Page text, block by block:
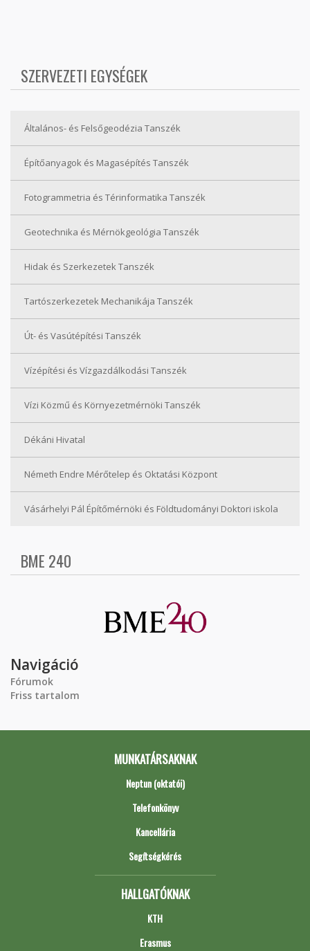
SZERVEZETI EGYSÉGEK
Általános- és Felsőgeodézia Tanszék
Építőanyagok és Magasépítés Tanszék
Fotogrammetria és Térinformatika Tanszék
Geotechnika és Mérnökgeológia Tanszék
Hidak és Szerkezetek Tanszék
Tartószerkezetek Mechanikája Tanszék
Út- és Vasútépítési Tanszék
Vízépítési és Vízgazdálkodási Tanszék
Vízi Közmű és Környezetmérnöki Tanszék
Dékáni Hivatal
Németh Endre Mérőtelep és Oktatási Központ
Vásárhelyi Pál Építőmérnöki és Földtudományi Doktori iskola
BME 240
Navigáció
Fórumok
Friss tartalom
MUNKATÁRSAKNAK
Neptun (oktatói)
Telefonkönyv
Kancellária
Segítségkérés
HALLGATÓKNAK
KTH
Erasmus